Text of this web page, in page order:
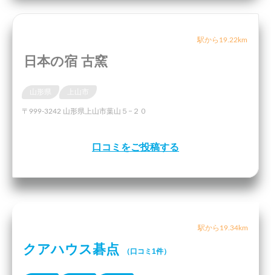
駅から19.22km
日本の宿 古窯
〒999-3242 山形県上山市葉山５−２０
口コミをご投稿する
駅から19.34km
クアハウス碁点 （口コミ1件）